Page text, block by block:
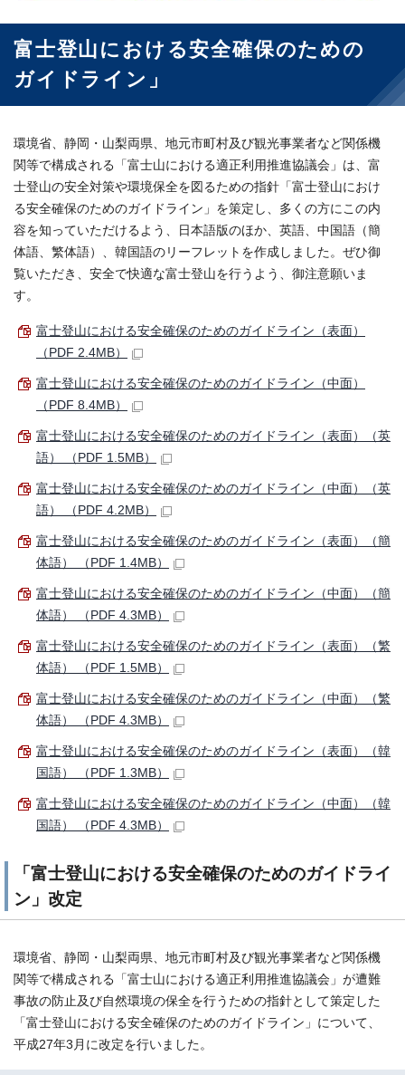
富士登山における安全確保のための
ガイドライン」
環境省、静岡・山梨両県、地元市町村及び観光事業者など関係機
関等で構成される「富士山における適正利用推進協議会」は、富
士登山の安全対策や環境保全を図るための指針「富士登山におけ
る安全確保のためのガイドライン」を策定し、多くの方にこの内
容を知っていただけるよう、日本語版のほか、英語、中国語（簡
体語、繁体語）、韓国語のリーフレットを作成しました。ぜひ御
覧いただき、安全で快適な富士登山を行うよう、御注意願いま
す。
富士登山における安全確保のためのガイドライン（表面）
（PDF 2.4MB）
富士登山における安全確保のためのガイドライン（中面）
（PDF 8.4MB）
富士登山における安全確保のためのガイドライン（表面）（英
語） （PDF 1.5MB）
富士登山における安全確保のためのガイドライン（中面）（英
語） （PDF 4.2MB）
富士登山における安全確保のためのガイドライン（表面）（簡
体語） （PDF 1.4MB）
富士登山における安全確保のためのガイドライン（中面）（簡
体語） （PDF 4.3MB）
富士登山における安全確保のためのガイドライン（表面）（繁
体語） （PDF 1.5MB）
富士登山における安全確保のためのガイドライン（中面）（繁
体語） （PDF 4.3MB）
富士登山における安全確保のためのガイドライン（表面）（韓
国語） （PDF 1.3MB）
富士登山における安全確保のためのガイドライン（中面）（韓
国語） （PDF 4.3MB）
「富士登山における安全確保のためのガイドライ
ン」改定
環境省、静岡・山梨両県、地元市町村及び観光事業者など関係機
関等で構成される「富士山における適正利用推進協議会」が遭難
事故の防止及び自然環境の保全を行うための指針として策定した
「富士登山における安全確保のためのガイドライン」について、
平成27年3月に改定を行いました。